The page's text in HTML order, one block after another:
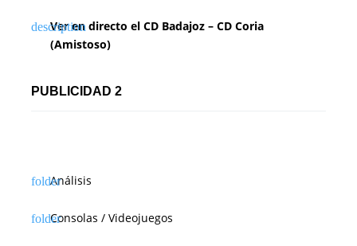
Ver en directo el CD Badajoz – CD Coria
(Amistoso)
PUBLICIDAD 2
Análisis
Consolas / Videojuegos